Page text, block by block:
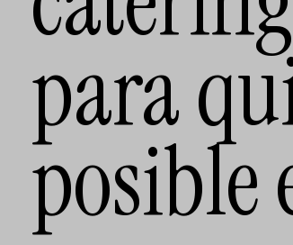
para
posible